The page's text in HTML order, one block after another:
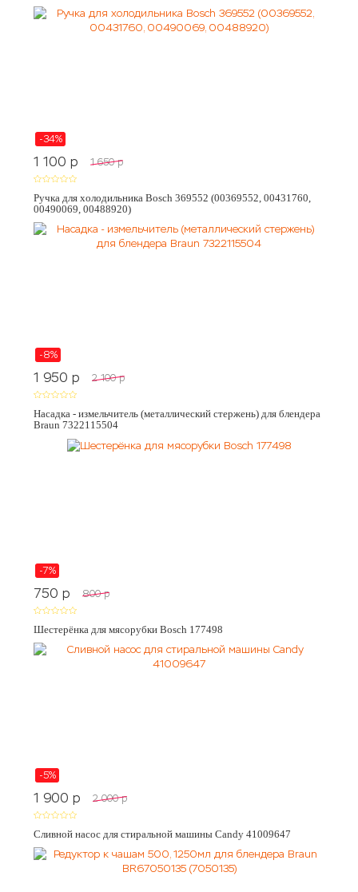
-34%
1 100 p 1 650 p
Ручка для холодильника Bosch 369552 (00369552, 00431760,
00490069, 00488920)
-8%
1 950 p 2 100 p
Насадка - измельчитель (металлический стержень) для блендера
Braun 7322115504
-7%
750 p 800 p
Шестерёнка для мясорубки Bosch 177498
-5%
1 900 p 2 000 p
Сливной насос для стиральной машины Candy 41009647